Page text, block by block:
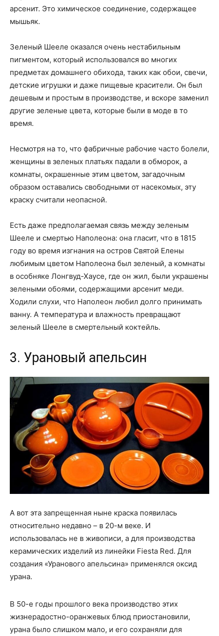
арсенит. Это химическое соединение, содержащее
мышьяк.
Зеленый Шееле оказался очень нестабильным
пигментом, который использовался во многих
предметах домашнего обихода, таких как обои, свечи,
детские игрушки и даже пищевые красители. Он был
дешевым и простым в производстве, и вскоре заменил
другие зеленые цвета, которые были в моде в то
время.
Несмотря на то, что фабричные рабочие часто болели,
женщины в зеленых платьях падали в обморок, а
комнаты, окрашенные этим цветом, загадочным
образом оставались свободными от насекомых, эту
краску считали неопасной.
Есть даже предполагаемая связь между зеленым
Шееле и смертью Наполеона: она гласит, что в 1815
году во время изгнания на остров Святой Елены
любимым цветом Наполеона был зеленый, а комнаты
в особняке Лонгвуд-Хаусе, где он жил, были украшены
зелеными обоями, содержащими арсенит меди.
Ходили слухи, что Наполеон любил долго принимать
ванну. А температура и влажность превращают
зеленый Шееле в смертельный коктейль.
3. Урановый апельсин
А вот эта запрещенная ныне краска появилась
относительно недавно – в 20-м веке. И
использовалась не в живописи, а для производства
керамических изделий из линейки Fiesta Red. Для
создания «Уранового апельсина» применялся оксид
урана.
В 50-е годы прошлого века производство этих
жизнерадостно-оранжевых блюд приостановили,
урана было слишком мало, и его сохраняли для